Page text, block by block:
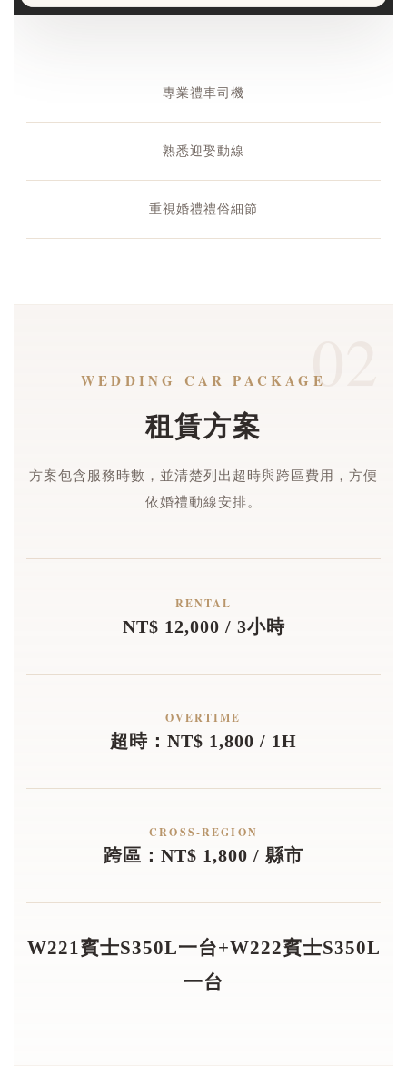
專業禮車司機
熟悉迎娶動線
重視婚禮禮俗細節
02
WEDDING CAR PACKAGE
租賃方案
方案包含服務時數，並清楚列出超時與跨區費用，方便
依婚禮動線安排。
RENTAL
NT$ 12,000 / 3小時
OVERTIME
超時：NT$ 1,800 / 1H
CROSS-REGION
跨區：NT$ 1,800 / 縣市
W221賓士S350L一台+W222賓士S350L
一台